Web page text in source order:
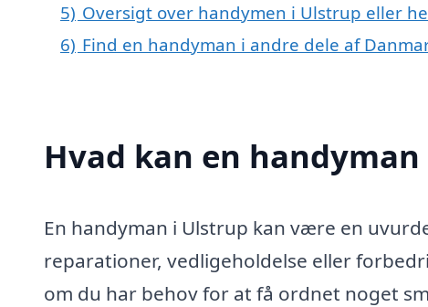
5) Oversigt over handymen i Ulstrup eller
6) Find en handyman i andre dele af
Hvad kan en
En handyman i Ulstrup kan være en
reparationer, vedligeholdelse eller
om du har behov for at få ordnet noget